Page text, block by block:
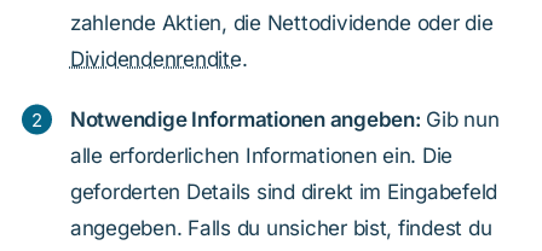
zahlende Aktien, die Nettodividende oder die
Dividendenrendite.
Notwendige Informationen angeben: Gib nun
alle erforderlichen Informationen ein. Die
geforderten Details sind direkt im Eingabefeld
angegeben. Falls du unsicher bist, findest du